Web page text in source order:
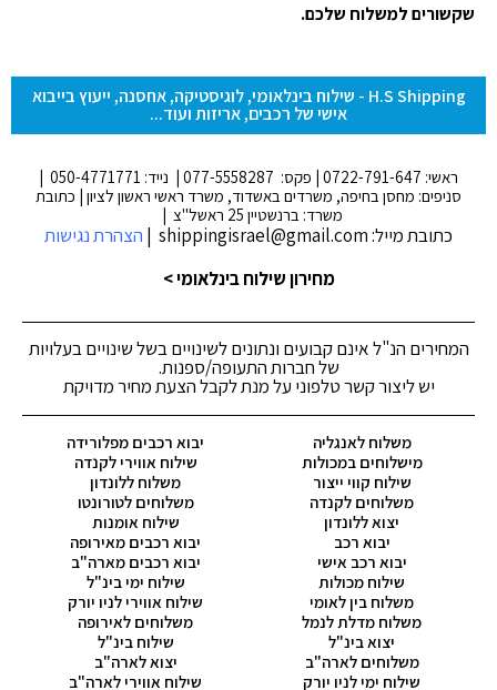
שקשורים למשלוח שלכם.
H.S Shipping - שילוח בינלאומי, לוגיסטיקה, אחסנה, ייעוץ בייבוא
אישי של רכבים, אריזות ועוד...
סניפים: מחסן בחיפה, משרדים באשדוד, משרד ראשי ראשון לציון | כתובת
משרד: ברנשטיין 25 ראשל"צ |
כתובת מייל: shippingisrael@gmail.com |
הצהרת נגישות
מחירון שילוח בינלאומי >
המחירים הנ"ל אינם קבועים ונתונים לשינויים בשל שינויים בעלויות
של חברות התעופה/ספנות.
יש ליצור קשר טלפוני על מנת לקבל הצעת מחיר מדויקת
משלוח לאנגליה
יבוא רכבים מפלורידה
מישלוחים במכולות
שילוח אווירי לקנדה
שילוח קווי ייצור
משלוח ללונדון
משלוחים לקנדה
משלוחים לטורונטו
יצוא ללונדון
שילוח אומנות
יבוא רכב
יבוא רכבים מאירופה
יבוא רכב אישי
יבוא רכבים מארה"ב
שילוח מכולות
שילוח ימי בינ"ל
משלוח בין לאומי
שילוח אווירי לניו יורק
משלוח מדלת לנמל
משלוחים לאירופה
יצוא בינ"ל
שילוח בינ"ל
משלוחים לארה"ב
יצוא לארה"ב
שילוח ימי לניו יורק
שילוח אווירי לארה"ב